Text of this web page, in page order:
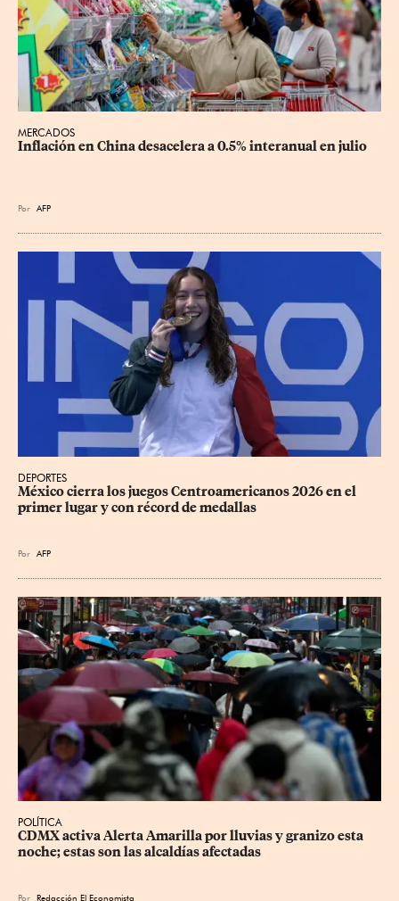
MERCADOS
Inflación en China desacelera a 0.5% interanual en julio
Por AFP
DEPORTES
México cierra los juegos Centroamericanos 2026 en el
primer lugar y con récord de medallas
Por AFP
POLÍTICA
CDMX activa Alerta Amarilla por lluvias y granizo esta
noche; estas son las alcaldías afectadas
Por Redacción El Economista